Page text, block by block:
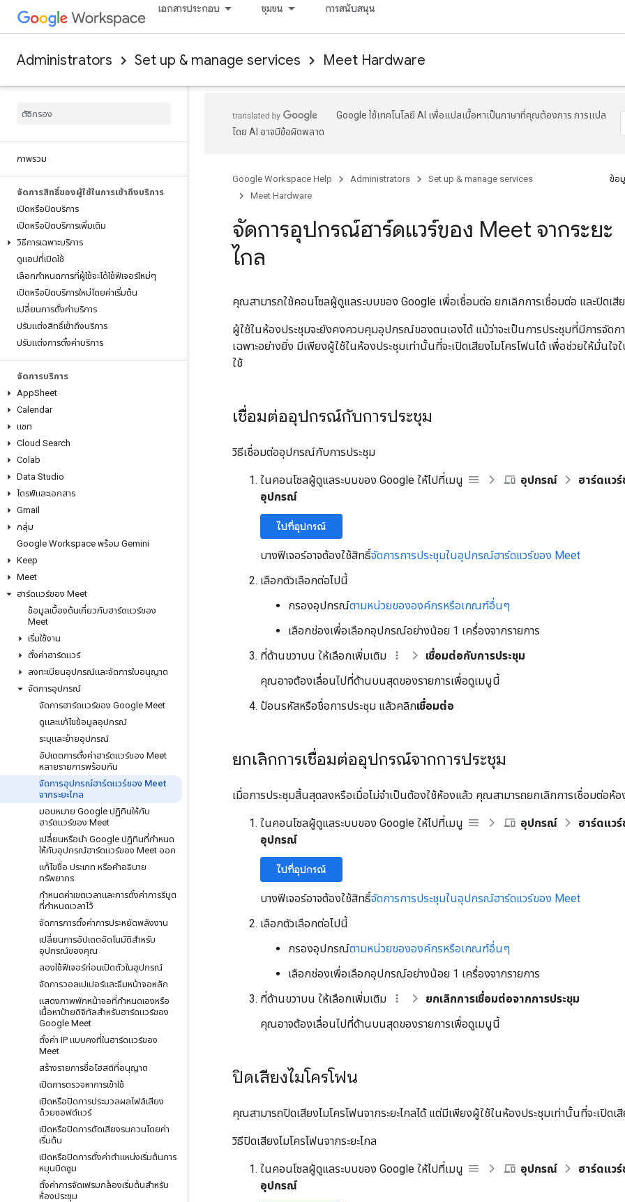
เอกสารประกอบ ชุมชน การสนับสนุน
Administrators Set up & manage services Meet Hardware
ภาพรวม
จัดการสิทธิ์ของผู้ใช้ในการเข้าถึงบริการ
เปิดหรือปิดบริการ
เปิดหรือปิดบริการเพิ่มเติม
วิธีการเฉพาะบริการ
ดูแอปที่เปิดใช้
เลือกกำหนดการที่ผู้ใช้จะได้ใช้ฟีเจอร์ใหม่ๆ
เปิดหรือปิดบริการใหม่โดยค่าเริ่มต้น
เปลี่ยนการตั้งค่าบริการ
ปรับแต่งสิทธิ์เข้าถึงบริการ
ปรับแต่งการตั้งค่าบริการ
จัดการบริการ
AppSheet
Calendar
แชท
Cloud Search
Colab
Data Studio
ไดรฟ์และเอกสาร
Gmail
กลุ่ม
Google Workspace พร้อม Gemini
Keep
Meet
ฮาร์ดแวร์ของ Meet
ข้อมูลเบื้องต้นเกี่ยวกับฮาร์ดแวร์ของ
Meet
เริ่มใช้งาน
ตั้งค่าฮาร์ดแวร์
ลงทะเบียนอุปกรณ์และจัดการใบอนุญาต
จัดการอุปกรณ์
จัดการฮาร์ดแวร์ของ Google Meet
ดูและแก้ไขข้อมูลอุปกรณ์
ระบุและย้ายอุปกรณ์
อัปเดตการตั้งค่าฮาร์ดแวร์ของ Meet
หลายรายการพร้อมกัน
จัดการอุปกรณ์ฮาร์ดแวร์ของ Meet
จากระยะไกล
มอบหมาย Google ปฏิทินให้กับ
ฮาร์ดแวร์ของ Meet
เปลี่ยนหรือนำ Google ปฏิทินที่กำหนด
ให้กับอุปกรณ์ฮาร์ดแวร์ของ Meet ออก
แก้ไขชื่อ ประเภท หรือคำอธิบาย
ทรัพยากร
กำหนดค่าเขตเวลาและการตั้งค่าการรีบูต
ที่กำหนดเวลาไว้
จัดการการตั้งค่าการประหยัดพลังงาน
เปลี่ยนการอัปเดตอัตโนมัติสำหรับ
อุปกรณ์ของคุณ
ลองใช้ฟีเจอร์ก่อนเปิดตัวในอุปกรณ์
จัดการวอลเปเปอร์และธีมหน้าจอหลัก
แสดงภาพพักหน้าจอที่กำหนดเองหรือ
เนื้อหาป้ายดิจิทัลสำหรับฮาร์ดแวร์ของ
Google Meet
ตั้งค่า IP แบบคงที่ในฮาร์ดแวร์ของ
Meet
สร้างรายการชื่อโฮสต์ที่อนุญาต
เปิดการตรวจหาการเข้าใช้
เปิดหรือปิดการประมวลผลไฟล์เสียง
ด้วยซอฟต์แวร์
เปิดหรือปิดการตัดเสียงรบกวนโดยค่า
เริ่มต้น
เปิดหรือปิดการตั้งค่าตำแหน่งเริ่มต้นการ
หมุนบิดซูม
ตั้งค่าการจัดเฟรมกล้องเริ่มต้นสำหรับ
ห้องประชุม
Google ใช้เทคโนโลยี AI เพื่อแปลเนื้อหาเป็นภาษาที่คุณต้องการ การแปล
โดย AI อาจมีข้อผิดพลาด
Google Workspace Help Administrators
Set up & manage services
Meet Hardware
ข้อ
จัดการอุปกรณ์ฮาร์ดแวร์ของ Meet จากระยะ
ไกล
คุณสามารถใช้คอนโซลผู้ดูแลระบบของ Google เพื่อเชื่อมต่อ ยกเลิกการเชื่อมต่อ และปิดเสี
ผู้ใช้ในห้องประชุมจะยังคงควบคุมอุปกรณ์ของตนเองได้ แม้ว่าจะเป็นการประชุมที่มีการจัดกา
เฉพาะอย่างยิ่ง มีเพียงผู้ใช้ในห้องประชุมเท่านั้นที่จะเปิดเสียงไมโครโฟนได้ เพื่อช่วยให้มั่นใ
ใช้
เชื่อมต่ออุปกรณ์กับการประชุม
วิธีเชื่อมต่ออุปกรณ์กับการประชุม
ในคอนโซลผู้ดูแลระบบของ Google ให้ไปที่เมนู อุปกรณ์
ฮาร์ดแว
อุปกรณ์
ไปที่อุปกรณ์
บางฟีเจอร์อาจต้องใช้สิทธิ์จัดการการประชุมในอุปกรณ์ฮาร์ดแวร์ของ Meet
เลือกตัวเลือกต่อไปนี้
กรองอุปกรณ์ตามหน่วยขององค์กรหรือเกณฑ์อื่นๆ
เลือกช่องเพื่อเลือกอุปกรณ์อย่างน้อย 1 เครื่องจากรายการ
ที่ด้านขวาบน ให้เลือกเพิ่มเติม
เชื่อมต่อกับการประชุม
คุณอาจต้องเลื่อนไปที่ด้านบนสุดของรายการเพื่อดูเมนูนี้
ป้อนรหัสหรือชื่อการประชุม แล้วคลิกเชื่อมต่อ
ยกเลิกการเชื่อมต่ออุปกรณ์จากการประชุม
เมื่อการประชุมสิ้นสุดลงหรือเมื่อไม่จำเป็นต้องใช้ห้องแล้ว คุณสามารถยกเลิกการเชื่อมต่อห้อ
ในคอนโซลผู้ดูแลระบบของ Google ให้ไปที่เมนู อุปกรณ์
ฮาร์ดแว
อุปกรณ์
ไปที่อุปกรณ์
บางฟีเจอร์อาจต้องใช้สิทธิ์จัดการการประชุมในอุปกรณ์ฮาร์ดแวร์ของ Meet
เลือกตัวเลือกต่อไปนี้
กรองอุปกรณ์ตามหน่วยขององค์กรหรือเกณฑ์อื่นๆ
เลือกช่องเพื่อเลือกอุปกรณ์อย่างน้อย 1 เครื่องจากรายการ
ที่ด้านขวาบน ให้เลือกเพิ่มเติม
ยกเลิกการเชื่อมต่อจากการประชุม
คุณอาจต้องเลื่อนไปที่ด้านบนสุดของรายการเพื่อดูเมนูนี้
ปิดเสียงไมโครโฟน
คุณสามารถปิดเสียงไมโครโฟนจากระยะไกลได้ แต่มีเพียงผู้ใช้ในห้องประชุมเท่านั้นที่จะเปิดเสี
วิธีปิดเสียงไมโครโฟนจากระยะไกล
ในคอนโซลผู้ดูแลระบบของ Google ให้ไปที่เมนู อุปกรณ์
ฮาร์ดแว
อุปกรณ์